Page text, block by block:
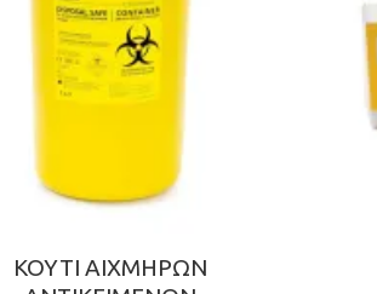
ΚΟΥΤΙ ΑΙΧΜΗΡΩΝ